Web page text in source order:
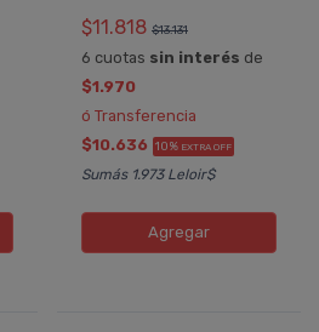
$11.818 $13.131
6 cuotas sin interés de
$1.970
ó Transferencia
$10.636 10% EXTRA OFF
Sumás 1.973 Leloir$
Agregar